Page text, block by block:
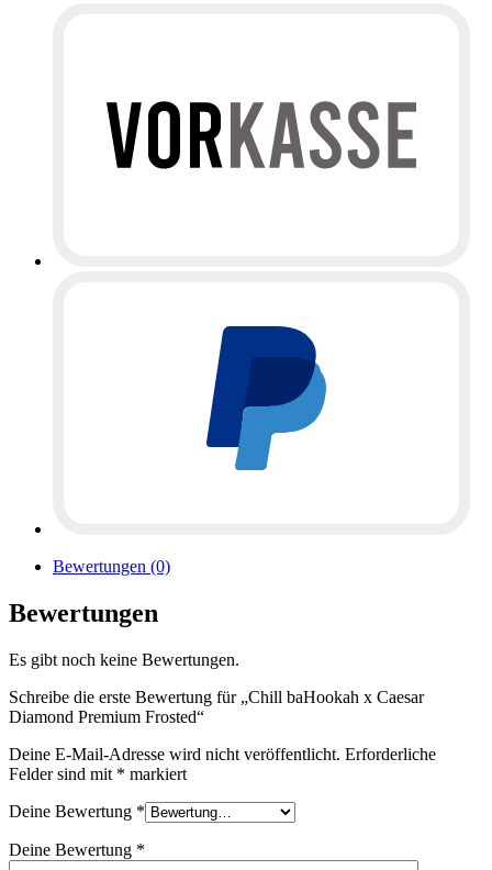
Bewertungen (0)
Bewertungen
Es gibt noch keine Bewertungen.
Schreibe die erste Bewertung für „Chill baHookah x Caesar
Diamond Premium Frosted“
Deine E-Mail-Adresse wird nicht veröffentlicht. Erforderliche
Felder sind mit * markiert
Deine Bewertung *
Deine Bewertung *